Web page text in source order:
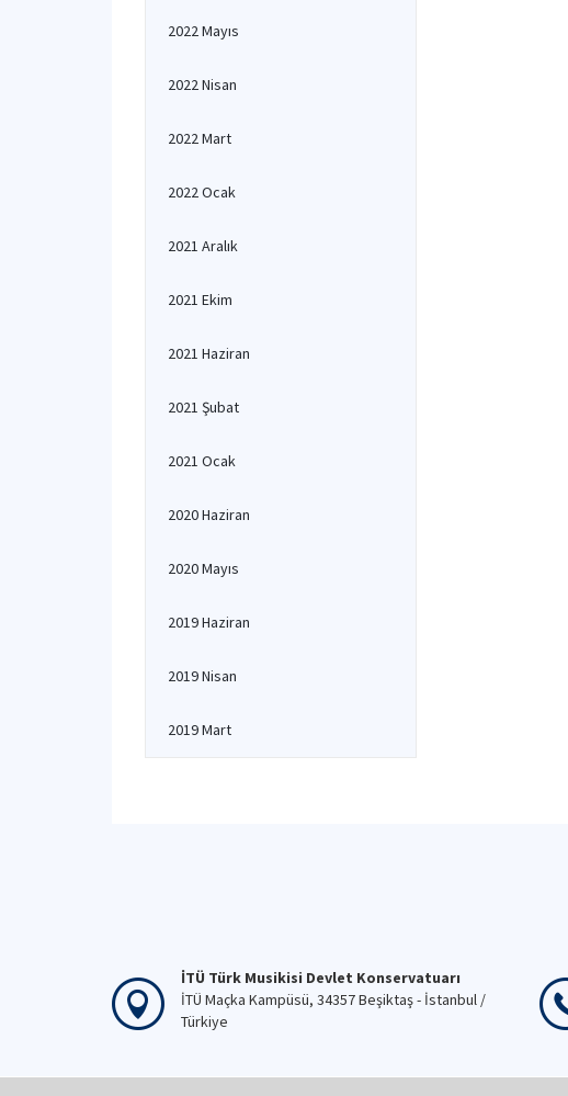
2022 Mayıs
2022 Nisan
2022 Mart
2022 Ocak
2021 Aralık
2021 Ekim
2021 Haziran
2021 Şubat
2021 Ocak
2020 Haziran
2020 Mayıs
2019 Haziran
2019 Nisan
2019 Mart
İTÜ Türk Musikisi Devlet Konservatuarı
İTÜ Maçka Kampüsü, 34357 Beşiktaş - İstanbul /
Türkiye